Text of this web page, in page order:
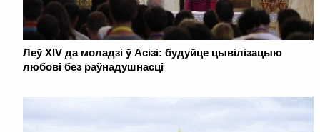
Леў XIV да моладзі ў Асізі: будуйце цывілізацыю
любові без раўнадушнасці